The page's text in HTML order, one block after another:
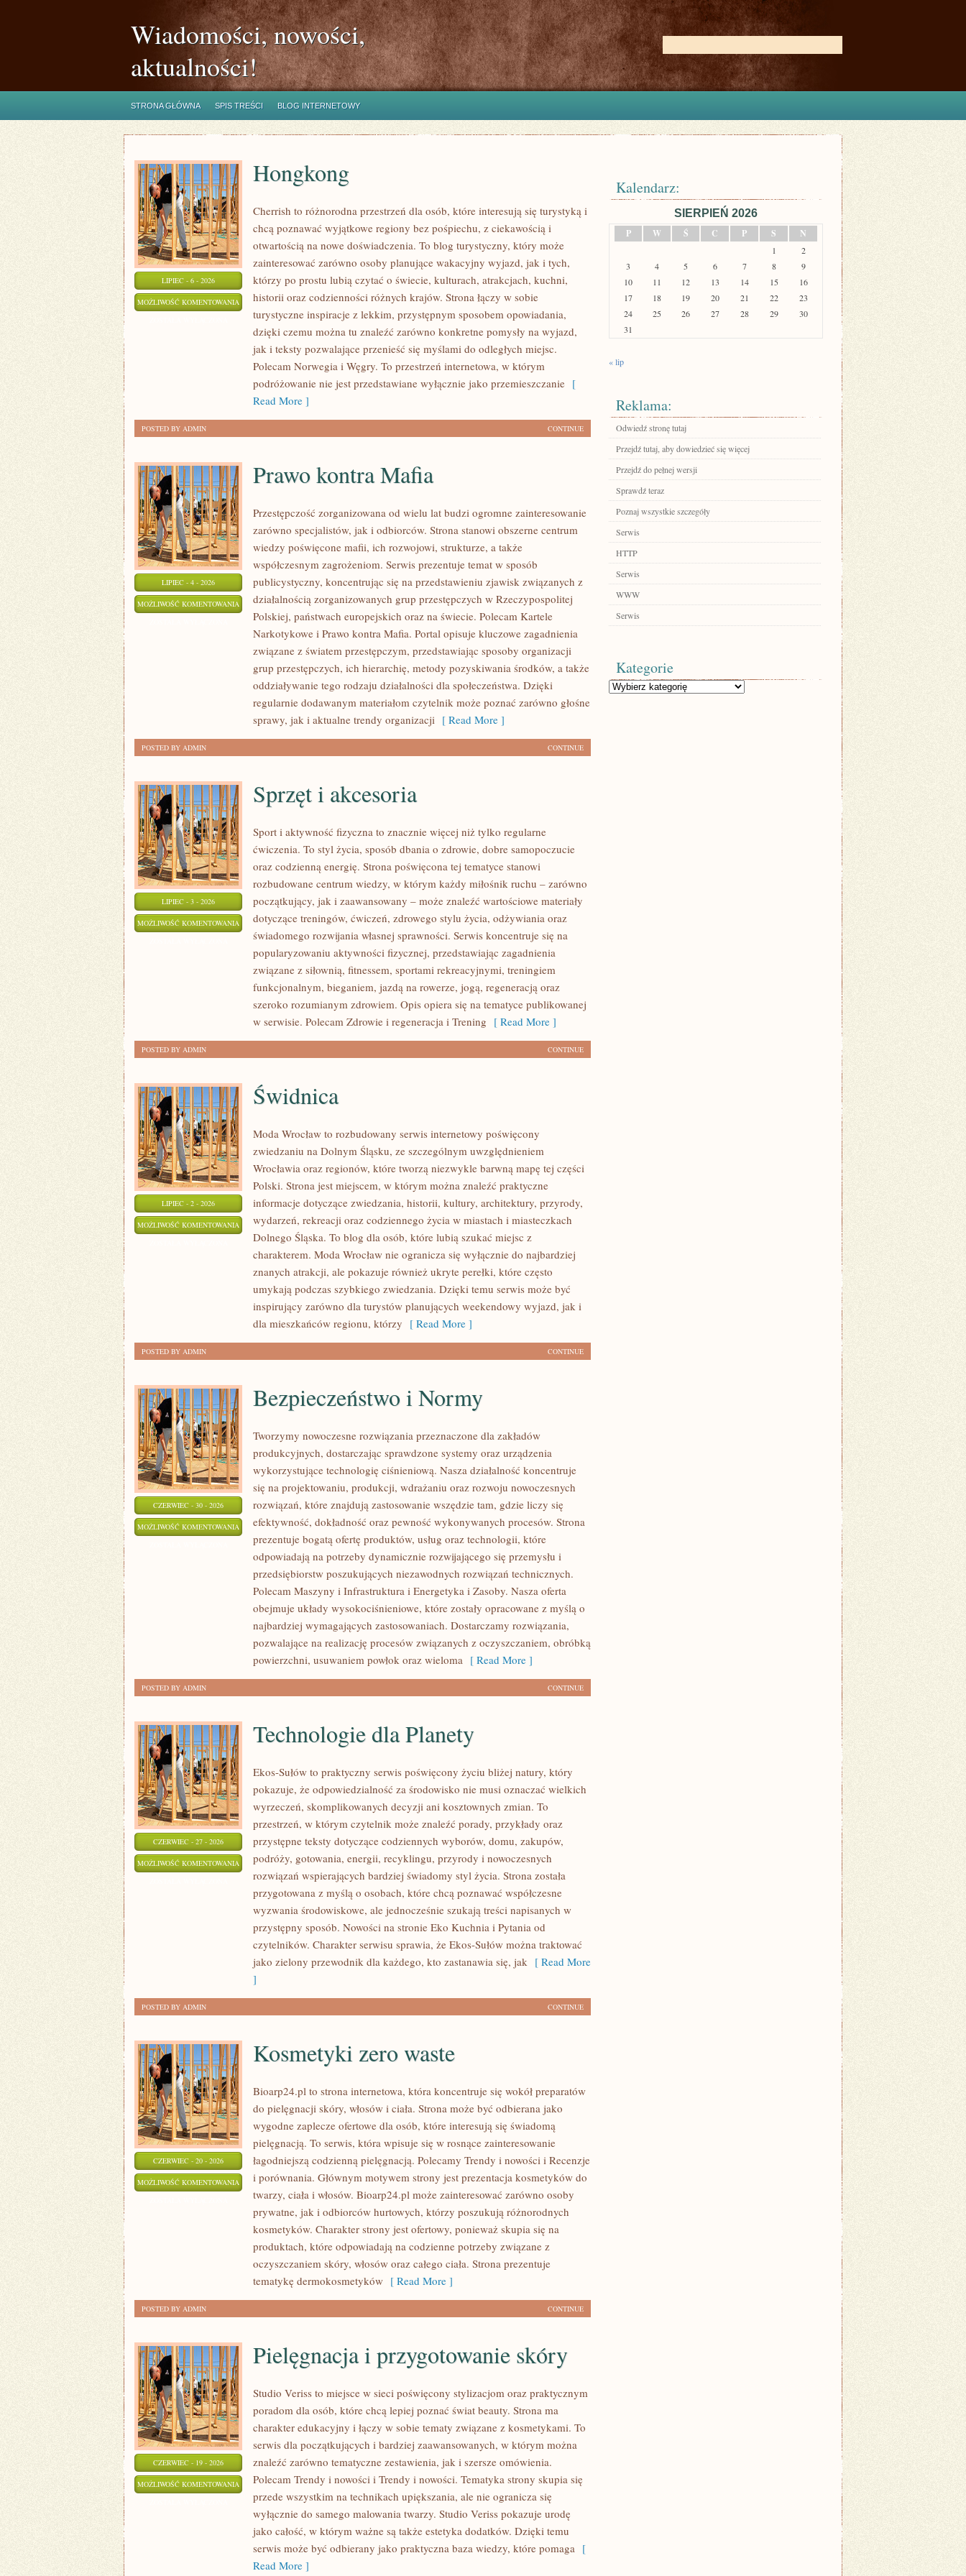
Wiadomości, nowości,
aktualności!
STRONA GŁÓWNA SPIS TREŚCI BLOG INTERNETOWY
LIPIEC - 6 - 2026
MOŻLIWOŚĆ KOMENTOWANIA HONGKONG
Hongkong
Cherrish to różnorodna przestrzeń dla osób, które interesują się turystyką i
chcą poznawać wyjątkowe regiony bez pośpiechu, z ciekawością i
otwartością na nowe doświadczenia. To blog turystyczny, który może
zainteresować zarówno osoby planujące wakacyjny wyjazd, jak i tych,
którzy po prostu lubią czytać o świecie, kulturach, atrakcjach, kuchni,
historii oraz codzienności różnych krajów. Strona łączy w sobie
turystyczne inspiracje z lekkim, przystępnym sposobem opowiadania,
dzięki czemu można tu znaleźć zarówno konkretne pomysły na wyjazd,
jak i teksty pozwalające przenieść się myślami do odległych miejsc.
Polecam Norwegia i Węgry. To przestrzeń internetowa, w którym
podróżowanie nie jest przedstawiane wyłącznie jako przemieszczanie [
Read More ]
CONTINUE
POSTED BY ADMIN
LIPIEC - 4 - 2026
MOŻLIWOŚĆ KOMENTOWANIA PRAWO
KONTRA
MAFIA
Prawo kontra Mafia
Przestępczość zorganizowana od wielu lat budzi ogromne zainteresowanie
zarówno specjalistów, jak i odbiorców. Strona stanowi obszerne centrum
wiedzy poświęcone mafii, ich rozwojowi, strukturze, a także
współczesnym zagrożeniom. Serwis prezentuje temat w sposób
publicystyczny, koncentrując się na przedstawieniu zjawisk związanych z
działalnością zorganizowanych grup przestępczych w Rzeczypospolitej
Polskiej, państwach europejskich oraz na świecie. Polecam Kartele
Narkotykowe i Prawo kontra Mafia. Portal opisuje kluczowe zagadnienia
związane z światem przestępczym, przedstawiając sposoby organizacji
grup przestępczych, ich hierarchię, metody pozyskiwania środków, a także
oddziaływanie tego rodzaju działalności dla społeczeństwa. Dzięki
regularnie dodawanym materiałom czytelnik może poznać zarówno głośne
sprawy, jak i aktualne trendy organizacji [ Read More ]
CONTINUE
POSTED BY ADMIN
LIPIEC - 3 - 2026
MOŻLIWOŚĆ KOMENTOWANIA SPRZĘT
AKCESORIA
Sprzęt i akcesoria
Sport i aktywność fizyczna to znacznie więcej niż tylko regularne
ćwiczenia. To styl życia, sposób dbania o zdrowie, dobre samopoczucie
oraz codzienną energię. Strona poświęcona tej tematyce stanowi
rozbudowane centrum wiedzy, w którym każdy miłośnik ruchu – zarówno
początkujący, jak i zaawansowany – może znaleźć wartościowe materiały
dotyczące treningów, ćwiczeń, zdrowego stylu życia, odżywiania oraz
świadomego rozwijania własnej sprawności. Serwis koncentruje się na
popularyzowaniu aktywności fizycznej, przedstawiając zagadnienia
związane z siłownią, fitnessem, sportami rekreacyjnymi, treningiem
funkcjonalnym, bieganiem, jazdą na rowerze, jogą, regeneracją oraz
szeroko rozumianym zdrowiem. Opis opiera się na tematyce publikowanej
w serwisie. Polecam Zdrowie i regeneracja i Trening [ Read More ]
CONTINUE
POSTED BY ADMIN
LIPIEC - 2 - 2026
MOŻLIWOŚĆ KOMENTOWANIA ŚWIDNICA
Świdnica
Moda Wrocław to rozbudowany serwis internetowy poświęcony
zwiedzaniu na Dolnym Śląsku, ze szczególnym uwzględnieniem
Wrocławia oraz regionów, które tworzą niezwykle barwną mapę tej części
Polski. Strona jest miejscem, w którym można znaleźć praktyczne
informacje dotyczące zwiedzania, historii, kultury, architektury, przyrody,
wydarzeń, rekreacji oraz codziennego życia w miastach i miasteczkach
Dolnego Śląska. To blog dla osób, które lubią szukać miejsc z
charakterem. Moda Wrocław nie ogranicza się wyłącznie do najbardziej
znanych atrakcji, ale pokazuje również ukryte perełki, które często
umykają podczas szybkiego zwiedzania. Dzięki temu serwis może być
inspirujący zarówno dla turystów planujących weekendowy wyjazd, jak i
dla mieszkańców regionu, którzy [ Read More ]
CONTINUE
POSTED BY ADMIN
CZERWIEC - 30 - 2026
MOŻLIWOŚĆ KOMENTOWANIA BEZPIECZEŃSTWO
NORMY
Bezpieczeństwo i Normy
Tworzymy nowoczesne rozwiązania przeznaczone dla zakładów
produkcyjnych, dostarczając sprawdzone systemy oraz urządzenia
wykorzystujące technologię ciśnieniową. Nasza działalność koncentruje
się na projektowaniu, produkcji, wdrażaniu oraz rozwoju nowoczesnych
rozwiązań, które znajdują zastosowanie wszędzie tam, gdzie liczy się
efektywność, dokładność oraz pewność wykonywanych procesów. Strona
prezentuje bogatą ofertę produktów, usług oraz technologii, które
odpowiadają na potrzeby dynamicznie rozwijającego się przemysłu i
przedsiębiorstw poszukujących niezawodnych rozwiązań technicznych.
Polecam Maszyny i Infrastruktura i Energetyka i Zasoby. Nasza oferta
obejmuje układy wysokociśnieniowe, które zostały opracowane z myślą o
najbardziej wymagających zastosowaniach. Dostarczamy rozwiązania,
pozwalające na realizację procesów związanych z oczyszczaniem, obróbką
powierzchni, usuwaniem powłok oraz wieloma [ Read More ]
CONTINUE
POSTED BY ADMIN
CZERWIEC - 27 - 2026
MOŻLIWOŚĆ KOMENTOWANIA TECHNOLOGIE
PLANETY
Technologie dla Planety
Ekos-Sułów to praktyczny serwis poświęcony życiu bliżej natury, który
pokazuje, że odpowiedzialność za środowisko nie musi oznaczać wielkich
wyrzeczeń, skomplikowanych decyzji ani kosztownych zmian. To
przestrzeń, w którym czytelnik może znaleźć porady, przykłady oraz
przystępne teksty dotyczące codziennych wyborów, domu, zakupów,
podróży, gotowania, energii, recyklingu, przyrody i nowoczesnych
rozwiązań wspierających bardziej świadomy styl życia. Strona została
przygotowana z myślą o osobach, które chcą poznawać współczesne
wyzwania środowiskowe, ale jednocześnie szukają treści napisanych w
przystępny sposób. Nowości na stronie Eko Kuchnia i Pytania od
czytelników. Charakter serwisu sprawia, że Ekos-Sułów można traktować
jako zielony przewodnik dla każdego, kto zastanawia się, jak [ Read More
]
CONTINUE
POSTED BY ADMIN
CZERWIEC - 20 - 2026
MOŻLIWOŚĆ KOMENTOWANIA KOSMETYKI
ZERO
WASTE
Kosmetyki zero waste
Bioarp24.pl to strona internetowa, która koncentruje się wokół preparatów
do pielęgnacji skóry, włosów i ciała. Strona może być odbierana jako
wygodne zaplecze ofertowe dla osób, które interesują się świadomą
pielęgnacją. To serwis, która wpisuje się w rosnące zainteresowanie
łagodniejszą codzienną pielęgnacją. Polecamy Trendy i nowości i Recenzje
i porównania. Głównym motywem strony jest prezentacja kosmetyków do
twarzy, ciała i włosów. Bioarp24.pl może zainteresować zarówno osoby
prywatne, jak i odbiorców hurtowych, którzy poszukują różnorodnych
kosmetyków. Charakter strony jest ofertowy, ponieważ skupia się na
produktach, które odpowiadają na codzienne potrzeby związane z
oczyszczaniem skóry, włosów oraz całego ciała. Strona prezentuje
tematykę dermokosmetyków [ Read More ]
CONTINUE
POSTED BY ADMIN
CZERWIEC - 19 - 2026
MOŻLIWOŚĆ KOMENTOWANIA PIELĘGNACJA
PRZYGOTOWANIE
SKÓRY
Pielęgnacja i przygotowanie skóry
Studio Veriss to miejsce w sieci poświęcony stylizacjom oraz praktycznym
poradom dla osób, które chcą lepiej poznać świat beauty. Strona ma
charakter edukacyjny i łączy w sobie tematy związane z kosmetykami. To
serwis dla początkujących i bardziej zaawansowanych, w którym można
znaleźć zarówno tematyczne zestawienia, jak i szersze omówienia.
Polecam Trendy i nowości i Trendy i nowości. Tematyka strony skupia się
przede wszystkim na technikach upiększania, ale nie ogranicza się
wyłącznie do samego malowania twarzy. Studio Veriss pokazuje urodę
jako całość, w którym ważne są także estetyka dodatków. Dzięki temu
serwis może być odbierany jako praktyczna baza wiedzy, które pomaga [
Read More ]
Kalendarz:
SIERPIEŃ 2026
P
W Ś C P S N
1
2
3
4 5 6 7 8
9
10
11 12 13 14 15
16
17
18 19 20 21 22
23
24
25 26 27 28 29
30
31
« lip
Reklama:
Odwiedź stronę tutaj
Przejdź tutaj, aby dowiedzieć się więcej
Przejdź do pełnej wersji
Sprawdź teraz
Poznaj wszystkie szczegóły
Serwis
HTTP
Serwis
WWW
Serwis
Kategorie
Kategorie